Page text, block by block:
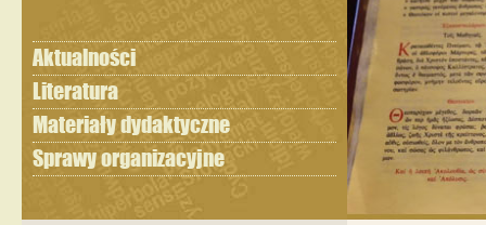
Aktualności
Literatura
Materiały dydaktyczne
Sprawy organizacyjne